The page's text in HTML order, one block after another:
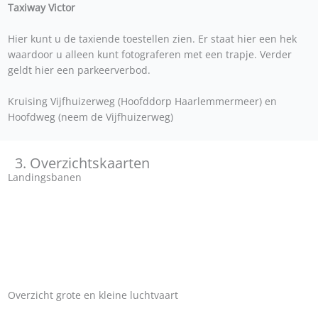
Taxiway Victor
Hier kunt u de taxiende toestellen zien. Er staat hier een hek
waardoor u alleen kunt fotograferen met een trapje. Verder
geldt hier een parkeerverbod.
Kruising Vijfhuizerweg (Hoofddorp Haarlemmermeer) en
Hoofdweg (neem de Vijfhuizerweg)
3. Overzichtskaarten
Landingsbanen
Overzicht grote en kleine luchtvaart